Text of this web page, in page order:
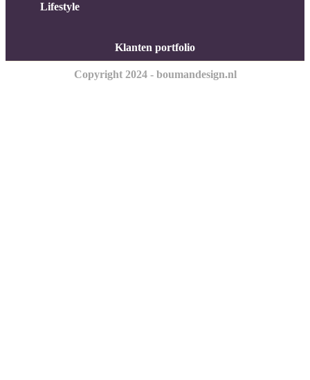
Lifestyle
Klanten portfolio
Copyright 2024 - boumandesign.nl